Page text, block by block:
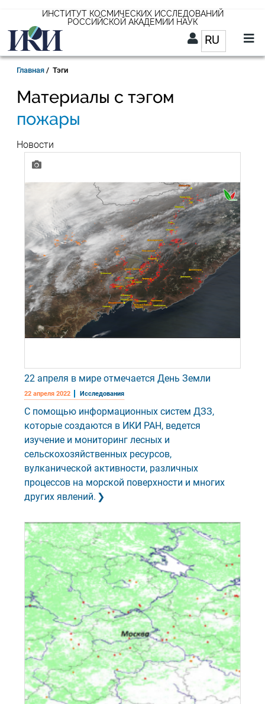
основному
содержанию
ИНСТИТУТ КОСМИЧЕСКИХ ИССЛЕДОВАНИЙ
РОССИЙСКОЙ АКАДЕМИИ НАУК
RUСписок
RU
Строка
навигации
Главная Тэги
Материалы с тэгом
пожары
Новости
22 апреля в мире отмечается День Земли
22 апреля 2022 Исследования
С помощью информационных систем ДЗЗ,
которые создаются в ИКИ РАН, ведется
изучение и мониторинг лесных и
сельскохозяйственных ресурсов,
вулканической активности, различных
процессов на морской поверхности и многих
других явлений.